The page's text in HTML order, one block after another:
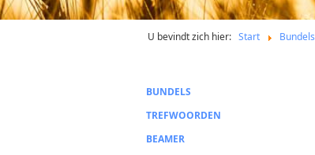
U bevindt zich hier: Start Bundels
BUNDELS
TREFWOORDEN
BEAMER